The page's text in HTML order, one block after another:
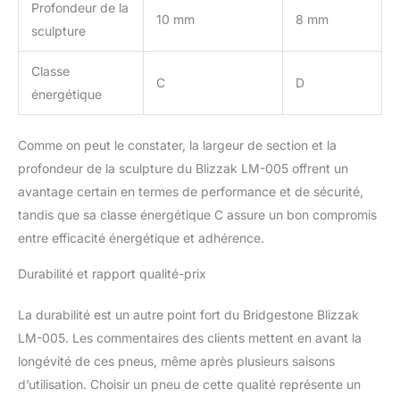
augmenter la charge du
Profondeur de la
sculpture
10 mm 8 mm
Classe
énergétique
C D
Comme on peut le constater, la largeur de section et la
profondeur de la sculpture du Blizzak LM-005 offrent un
avantage certain en termes de performance et de sécurité,
tandis que sa classe énergétique C assure un bon compromis
entre efficacité énergétique et adhérence.
Durabilité et rapport qualité-prix
La durabilité est un autre point fort du Bridgestone Blizzak
LM-005. Les commentaires des clients mettent en avant la
longévité de ces pneus, même après plusieurs saisons
d’utilisation. Choisir un pneu de cette qualité représente un